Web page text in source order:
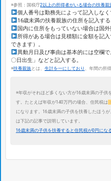
※参照：国税庁2以上の所得者がいる場合の扶養親
個人番号は勤務先によって記入しなく
16歳未満の扶養親族の住所を記入する
国内に住所をもっていない場合は国外
所得がある場合は見積額に金額を記
できます）。
異動月日及び事由は基本的には空欄
〇日出生」などと記入する。
※扶養親族 とは、 生計を一にしており 、年間の所
※年収がそれほど多くない方が16歳未満の子供
す。たとえば年収が140万円の場合、住民税は
になります。16歳未満の子供を扶養したほう
は下記の記事で説明しています。
16歳未満の子供を扶養すると住民税が0円にな